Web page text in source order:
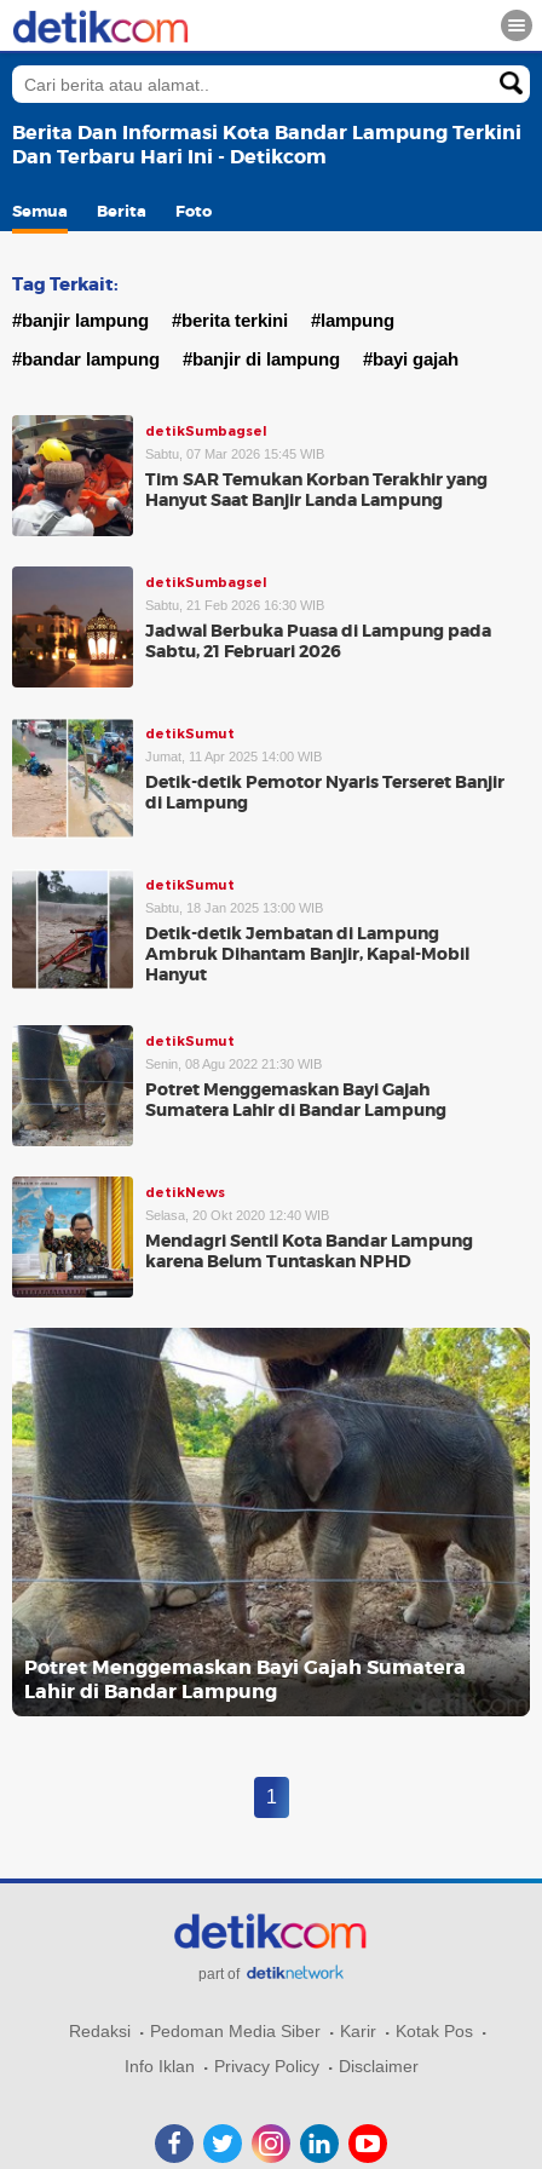
Berita Dan Informasi Kota Bandar Lampung Terkini
Dan Terbaru Hari Ini - Detikcom
Semua Berita Foto
Tag Terkait:
#banjir lampung #berita terkini
#lampung
#bandar lampung
#banjir di lampung #bayi gajah
detikSumbagsel
Sabtu, 07 Mar 2026 15:45 WIB
Tim SAR Temukan Korban Terakhir yang
Hanyut Saat Banjir Landa Lampung
detikSumbagsel
Sabtu, 21 Feb 2026 16:30 WIB
Jadwal Berbuka Puasa di Lampung pada
Sabtu, 21 Februari 2026
detikSumut
Jumat, 11 Apr 2025 14:00 WIB
Detik-detik Pemotor Nyaris Terseret Banjir
di Lampung
detikSumut
Sabtu, 18 Jan 2025 13:00 WIB
Detik-detik Jembatan di Lampung
Ambruk Dihantam Banjir, Kapal-Mobil
Hanyut
detikSumut
Senin, 08 Agu 2022 21:30 WIB
Potret Menggemaskan Bayi Gajah
Sumatera Lahir di Bandar Lampung
detikNews
Selasa, 20 Okt 2020 12:40 WIB
Mendagri Sentil Kota Bandar Lampung
karena Belum Tuntaskan NPHD
Potret Menggemaskan Bayi Gajah Sumatera
Lahir di Bandar Lampung
1
part of
Redaksi Pedoman Media Siber Karir
Kotak Pos
Info Iklan
Privacy Policy Disclaimer